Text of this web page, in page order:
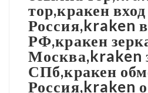
тор,кракен вход
Россия,kraken
РФ,кракен
Москва,kraken
СПб,кракен
Россия,kraken